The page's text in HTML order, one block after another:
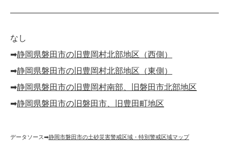
なし
➡︎静岡県磐田市の旧豊岡村北部地区（西側）
➡︎静岡県磐田市の旧豊岡村北部地区（東側）
➡︎静岡県磐田市の旧豊岡村南部、旧磐田市北部地区
➡︎静岡県磐田市の旧磐田市、旧豊田町地区
データソース➡︎静岡市磐田市の土砂災害警戒区域・特別警戒区域マップ